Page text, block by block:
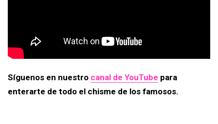
Síguenos en nuestro canal de YouTube para
enterarte de todo el chisme de los famosos.